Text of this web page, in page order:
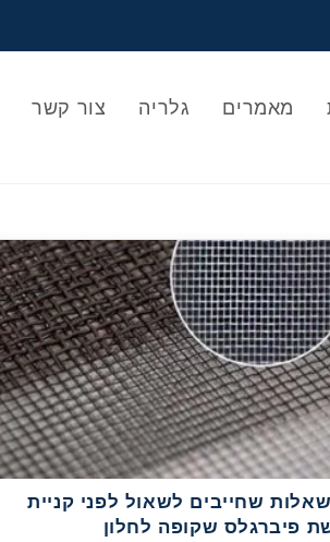
מאמרים גלריה צור קשר
5 שאלות שחייבים לשאול לפני קניית
פיברגלס שקופה לחלון